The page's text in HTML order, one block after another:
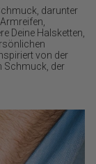
darunter
Deine Halsketten,
von der
Schmuck, der